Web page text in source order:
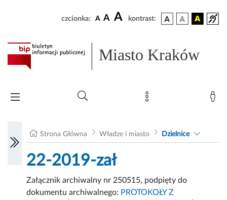
czcionka: A A A kontrast:
Miasto Kraków
Strona Główna Władze i miasto Dzielnice
22-2019-zał
Załącznik archiwalny nr 250515, podpięty do
dokumentu archiwalnego: PROTOKOŁY Z